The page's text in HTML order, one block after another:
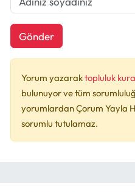
Gönder
Yorum yazaraktopluluk
bulunuyor ve tüm
yorumlardan Çorum Yayla
sorumlu tutulamaz.